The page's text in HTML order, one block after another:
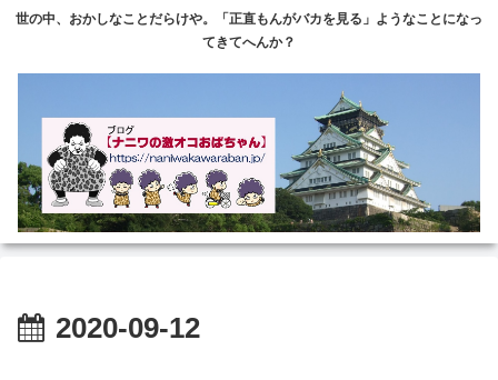
世の中、おかしなことだらけや。「正直もんがバカを見る」ようなことになっ
てきてへんか？
2020-09-12